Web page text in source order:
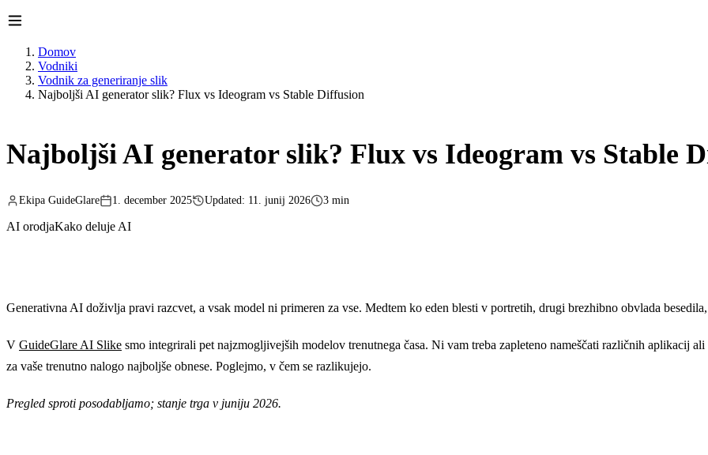
Domov
Vodniki
Vodnik za generiranje slik
Najboljši AI generator slik? Flux vs Ideogram vs Stable Diffusion
Najboljši AI generator slik? Flux vs Ideogram vs Stable
Ekipa GuideGlare 1. december 2025 Updated: 11. junij 2026 3 min
AI orodjaKako deluje AI
Generativna AI doživlja pravi razcvet, a vsak model ni primeren za vse. Medtem ko eden blesti v portretih, drugi brezhibno obvlada
V GuideGlare AI Slike smo integrirali pet najzmogljivejših modelov trenutnega časa. Ni vam treba zapleteno nameščati različnih aplikacij
za vaše trenutno nalogo najboljše obnese. Poglejmo, v čem se razlikujejo.
Pregled sproti posodabljamo; stanje trga v juniju 2026.